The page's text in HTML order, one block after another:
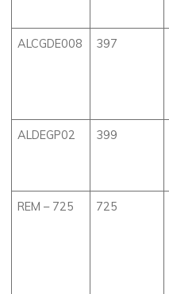
ALCGDE008 397
ALDEGP02 399
REM – 725 725